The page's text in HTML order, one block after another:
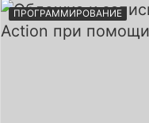
ПРОГРАММИРОВАНИЕ